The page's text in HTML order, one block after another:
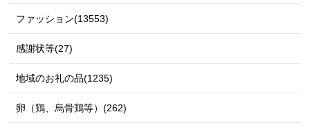
ファッション(13553)
感謝状等(27)
地域のお礼の品(1235)
卵（鶏、烏骨鶏等）(262)